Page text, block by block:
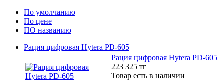
По умолчанию
По цене
ПО названию
Рация цифровая Hytera PD-605
Рация цифровая Hytera PD-605
223 325 тг
Товар есть в наличии